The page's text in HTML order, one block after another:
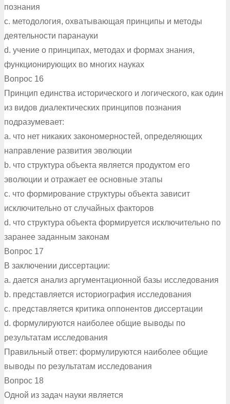
познания
c. методология, охватывающая принципы и методы
деятельности паранауки
d. учение о принципах, методах и формах знания,
функционирующих во многих науках
Вопрос 16
Принцип единства исторического и логического, как один
из видов диалектических принципов познания
подразумевает:
a. что нет никаких закономерностей, определяющих
направление развития эволюции
b. что структура объекта является продуктом его
эволюции и отражает ее основные этапы
c. что формирование структуры объекта зависит
исключительно от случайных факторов
d. что структура объекта формируется исключительно по
заранее заданным законам
Вопрос 17
В заключении диссертации:
a. дается анализ аргументационной базы исследования
b. представляется историография исследования
c. представляется критика оппонентов диссертации
d. формулируются наиболее общие выводы по
результатам исследования
Правильный ответ: формулируются наиболее общие
выводы по результатам исследования
Вопрос 18
Одной из задач науки является